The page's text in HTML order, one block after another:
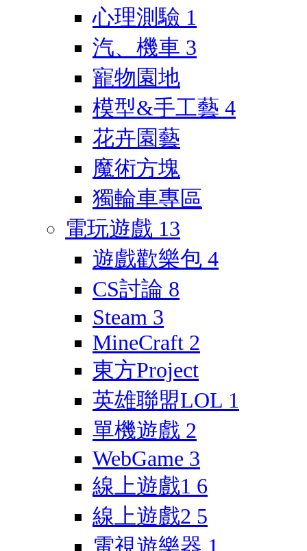
心理測驗 1
汽、機車 3
寵物園地
模型&手工藝 4
花卉園藝
魔術方塊
獨輪車專區
電玩遊戲 13
遊戲歡樂包 4
CS討論 8
Steam 3
MineCraft 2
東方Project
英雄聯盟LOL 1
單機遊戲 2
WebGame 3
線上遊戲1 6
線上遊戲2 5